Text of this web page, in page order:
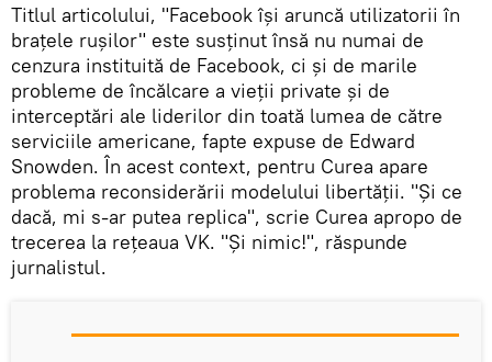
Titlul articolului, "Facebook își aruncă utilizatorii în
brațele rușilor" este susținut însă nu numai de
cenzura instituită de Facebook, ci și de marile
probleme de încălcare a vieții private și de
interceptări ale liderilor din toată lumea de către
serviciile americane, fapte expuse de Edward
Snowden. În acest context, pentru Curea apare
problema reconsiderării modelului libertății. "Și ce
dacă, mi s-ar putea replica", scrie Curea apropo de
trecerea la rețeaua VK. "Și nimic!", răspunde
jurnalistul.